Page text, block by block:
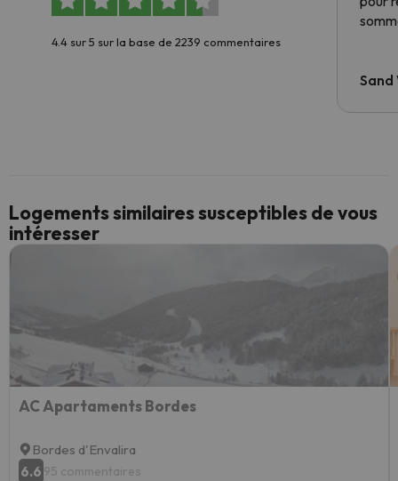
4.4 sur 5 sur la base de 2239 commentaires
Sand
Logements similaires susceptibles de vous
intéresser
AC Apartaments Bordes
Bordes d'Envalira
6.6 95 commentaires